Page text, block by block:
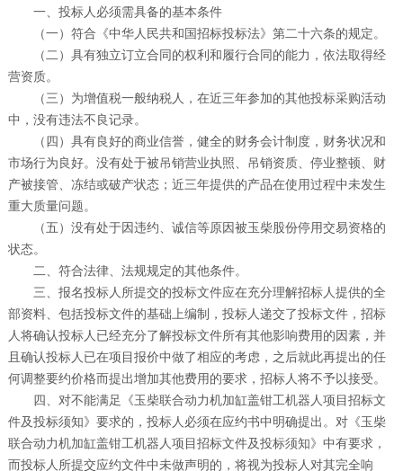
一、投标人必须需具备的基本条件
（一）符合《中华人民共和国招标投标法》第二十六条的规定。
（二）具有独立订立合同的权利和履行合同的能力，依法取得经
营资质。
（三）为增值税一般纳税人，在近三年参加的其他投标采购活动
中，没有违法不良记录。
（四）具有良好的商业信誉，健全的财务会计制度，财务状况和
市场行为良好。没有处于被吊销营业执照、吊销资质、停业整顿、财
产被接管、冻结或破产状态；近三年提供的产品在使用过程中未发生
重大质量问题。
（五）没有处于因违约、诚信等原因被玉柴股份停用交易资格的
状态。
二、符合法律、法规规定的其他条件。
三、报名投标人所提交的投标文件应在充分理解招标人提供的全
部资料、包括投标文件的基础上编制，投标人递交了投标文件，招标
人将确认投标人已经充分了解投标文件所有其他影响费用的因素，并
且确认投标人已在项目报价中做了相应的考虑，之后就此再提出的任
何调整要约价格而提出增加其他费用的要求，招标人将不予以接受。
四、对不能满足《玉柴联合动力机加缸盖钳工机器人项目招标文
件及投标须知》要求的，投标人必须在应约书中明确提出。对《玉柴
联合动力机加缸盖钳工机器人项目招标文件及投标须知》中有要求，
而投标人所提交应约文件中未做声明的，将视为投标人对其完全响